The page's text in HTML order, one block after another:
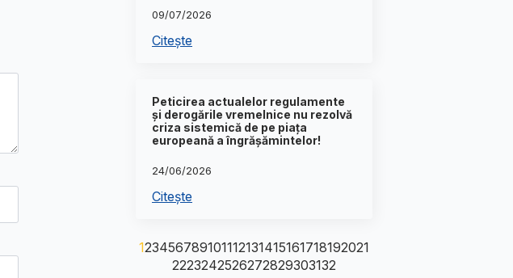
09/07/2026
Citește
Peticirea actualelor regulamente
și derogările vremelnice nu rezolvă
criza sistemică de pe piața
europeană a îngrășămintelor!
24/06/2026
Citește
123456789101112131415161718192021
2223242526272829303132